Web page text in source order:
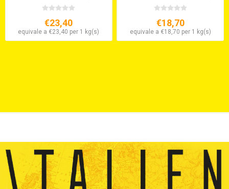
€23,40
equivale a €23,40 per 1 kg(s)
€18,70
equivale a €18,70 per 1 kg(s)